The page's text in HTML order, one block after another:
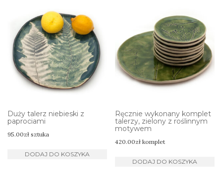
Duży talerz niebieski z
paprociami
95.00zł sztuka
DODAJ DO KOSZYKA
Ręcznie wykonany komplet
talerzy, zielony z roślinnym
motywem
420.00zł komplet
DODAJ DO KOSZYKA